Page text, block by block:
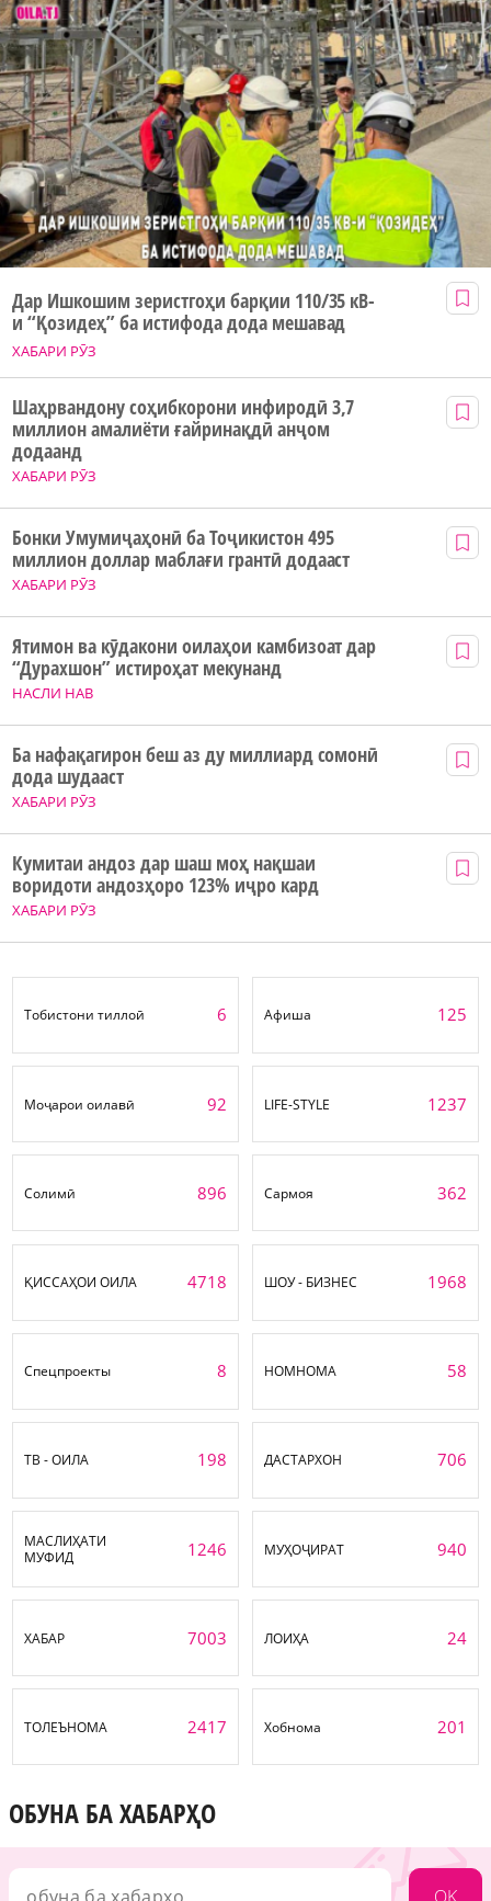
ХАБАРИ РӮЗ
Дар Ишкошим зеристгоҳи барқии 110/35 кВ-
и “Қозидеҳ” ба истифода дода мешавад
ХАБАРИ РӮЗ
Шаҳрвандону соҳибкорони инфиродӣ 3,7
миллион амалиёти ғайринақдӣ анҷом
додаанд
ХАБАРИ РӮЗ
Бонки Умумиҷаҳонӣ ба Тоҷикистон 495
миллион доллар маблағи грантӣ додааст
НАСЛИ НАВ
Ятимон ва кӯдакони оилаҳои камбизоат дар
“Дурахшон” истироҳат мекунанд
ХАБАРИ РӮЗ
Ба нафақагирон беш аз ду миллиард сомонӣ
дода шудааст
ХАБАРИ РӮЗ
Кумитаи андоз дар шаш моҳ нақшаи
воридоти андозҳоро 123% иҷро кард
Тобистони тиллоӣ 6 Афиша 125
Моҷарои оилавӣ 92 LIFE-STYLE 1237
Солимӣ 896 Сармоя 362
ҚИССАҲОИ ОИЛА 4718 ШОУ - БИЗНЕС 1968
Спецпроекты 8 НОМНОМА 58
ТВ - ОИЛА 198 ДАСТАРХОН 706
МАСЛИҲАТИ
МУФИД
1246 МУҲОҶИРАТ 940
ХАБАР 7003 ЛОИҲА 24
ТОЛЕЪНОМА 2417 Хобнома 201
ОБУНА БА ХАБАРҲО